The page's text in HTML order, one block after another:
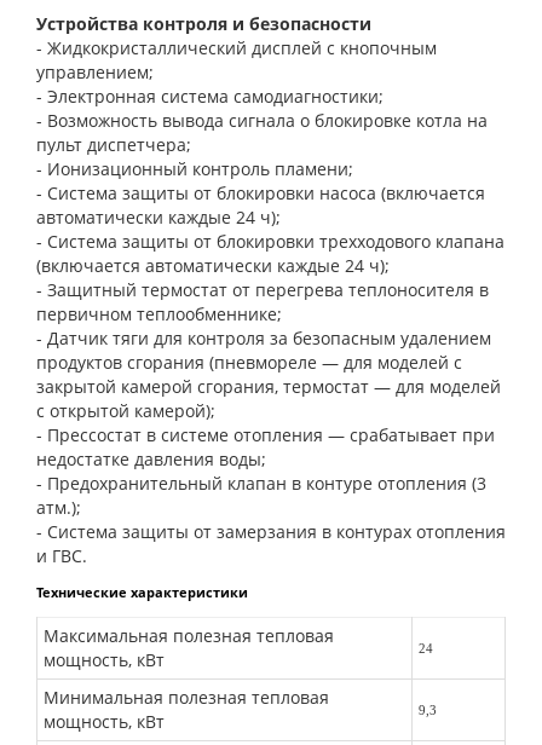
Устройства контроля и безопасности
- Жидкокристаллический дисплей с кнопочным
управлением;
- Электронная система самодиагностики;
- Возможность вывода сигнала о блокировке котла на
пульт диспетчера;
- Ионизационный контроль пламени;
- Система защиты от блокировки насоса (включается
автоматически каждые 24 ч);
- Система защиты от блокировки трехходового клапана
(включается автоматически каждые 24 ч);
- Защитный термостат от перегрева теплоносителя в
первичном теплообменнике;
- Датчик тяги для контроля за безопасным удалением
продуктов сгорания (пневмореле — для моделей с
закрытой камерой сгорания, термостат — для моделей
с открытой камерой);
- Прессостат в системе отопления — срабатывает при
недостатке давления воды;
- Предохранительный клапан в контуре отопления (3
атм.);
- Система защиты от замерзания в контурах отопления
и ГВС.
Технические характеристики
Максимальная полезная тепловая
мощность, кВт
24
Минимальная полезная тепловая
мощность, кВт
9,3